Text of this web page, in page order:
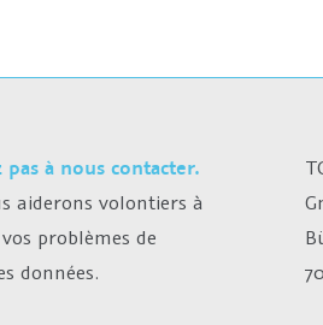
pas à nous contacter.
aiderons volontiers à
problèmes de
données.